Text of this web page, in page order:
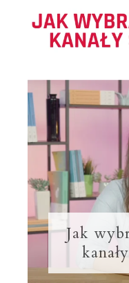
Jak